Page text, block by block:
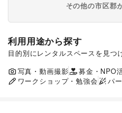
その他の市区郡
利用用途から探す
目的別にレンタルスペースを見つ
食品販売
展示会・個展
写真・動画撮影 募金・NPO
ワークショップ・勉強会
パ